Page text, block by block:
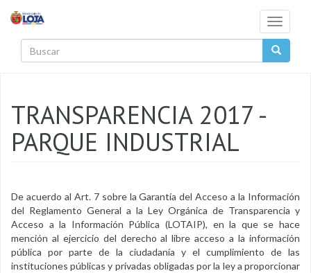
Toggle
TRANSPARENCIA 2017 -
PARQUE INDUSTRIAL
De acuerdo al Art. 7 sobre la Garantía del Acceso a la Información
del Reglamento General a la Ley Orgánica de Transparencia y
Acceso a la Información Pública (LOTAIP), en la que se hace
mención al ejercicio del derecho al libre acceso a la información
pública por parte de la ciudadanía y el cumplimiento de las
instituciones públicas y privadas obligadas por la ley a proporcionar